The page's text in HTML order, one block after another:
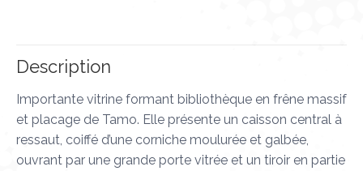
Description
Importante vitrine formant bibliothèque en frêne massif
et placage de Tamo. Elle présente un caisson central à
ressaut, coiffé d’une corniche moulurée et galbée,
ouvrant par une grande porte vitrée et un tiroir en partie